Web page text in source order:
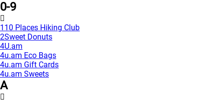
0-9
110 Places Hiking Club
2Sweet Donuts
4U.am
4u.am Eco Bags
4u.am Gift Cards
4u.am Sweets
A